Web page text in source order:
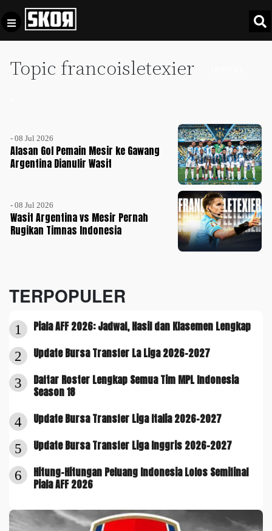
Topic francoisletexier
- 08 Jul 2026
Alasan Gol Pemain Mesir ke Gawang
Argentina Dianulir Wasit
- 08 Jul 2026
Wasit Argentina vs Mesir Pernah
Rugikan Timnas Indonesia
TERPOPULER
1 Piala AFF 2026: Jadwal, Hasil dan Klasemen Lengkap
2 Update Bursa Transfer La Liga 2026-2027
3
Daftar Roster Lengkap Semua Tim MPL Indonesia
Season 18
4 Update Bursa Transfer Liga Italia 2026-2027
5 Update Bursa Transfer Liga Inggris 2026-2027
6
Hitung-Hitungan Peluang Indonesia Lolos Semifinal
Piala AFF 2026
Football +
Sports
Update
+
Indonesia
SKOR
Privacy
Media
Siber
Tentang
Kami